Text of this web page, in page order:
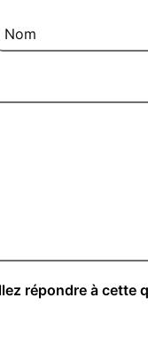
répondre à cette